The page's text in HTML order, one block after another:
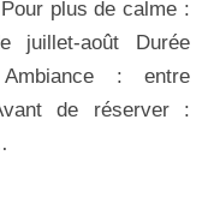
plus de calme :
août Durée
: entre
de réserver :